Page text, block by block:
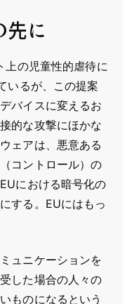
に
の児童性的虐待に
いるが、この提案
バイスに変えるお
的な攻撃にほかな
ェアは、悪意ある
コントロール）の
における暗号化の
する。EUにはもっ
ュニケーションを
した場合の人々の
ものになるという